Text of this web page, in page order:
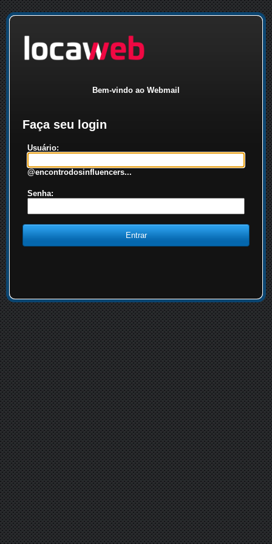
Bem-vindo ao Webmail
Faça seu login
Usuário:
@encontrodosinfluencers...
Senha: